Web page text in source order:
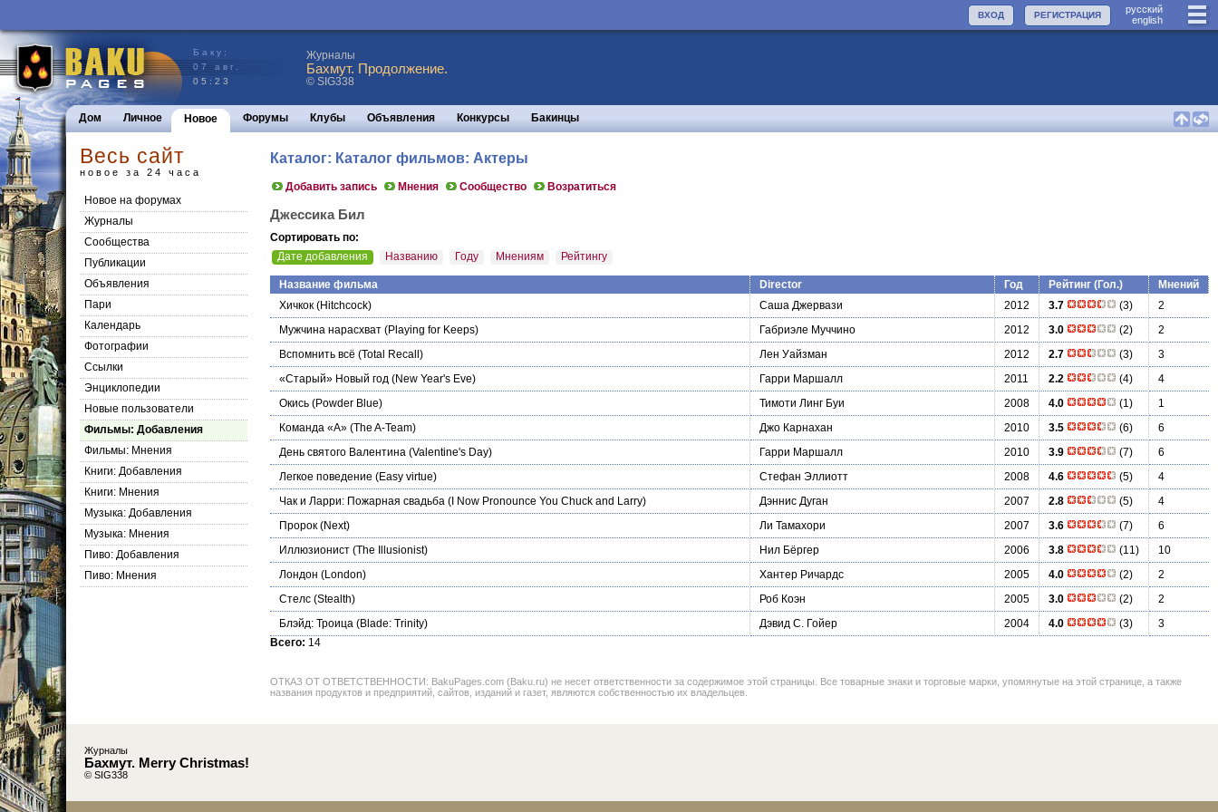
руccкий
english
РЕГИСТРАЦИЯ
ВХОД
Баку:
07 авг.
05:23
Журналы
Бахмут. Продолжение.
© SIG338
Дом Личное Новое Форумы Клубы Объявления Конкурсы Бакинцы
Весь сайт
новое за 24 часа
Новое на форумах
Журналы
Сообщества
Публикации
Объявления
Пари
Календарь
Фотографии
Ссылки
Энциклопедии
Новые пользователи
Фильмы: Добавления
Фильмы: Мнения
Книги: Добавления
Книги: Мнения
Музыка: Добавления
Музыка: Мнения
Пиво: Добавления
Пиво: Мнения
Каталог: Каталог фильмов: Актеры
Добавить запись Мнения Сообщество Возратиться
Джессика Бил
Сортировать по:
Дате добавления
Названию Году Мнениям Рейтингу
Название фильма Director Год Рейтинг (Гол.)
Мнений
Хичкок (Hitchcock) Саша Джервази 2012 3.7 (3)
2
Мужчина нарасхват (Playing for Keeps) Габриэле Муччино 2012 3.0 (2)
2
Вспомнить всё (Total Recall) Лен Уайзман 2012 2.7 (3)
3
«Старый» Новый год (New Year's Eve) Гарри Маршалл 2011 2.2 (4)
4
Окись (Powder Blue) Тимоти Линг Буи 2008 4.0 (1)
1
Команда «А» (The A-Team) Джо Карнахан 2010 3.5 (6)
6
День святого Валентина (Valentine's Day) Гарри Маршалл 2010 3.9 (7)
6
Легкое поведение (Easy virtue) Стефан Эллиотт 2008 4.6 (5)
4
Чак и Ларри: Пожарная свадьба (I Now Pronounce You Chuck and Larry) Дэннис Дуган 2007 2.8 (5)
4
Пророк (Next) Ли Тамахори 2007 3.6 (7)
6
Иллюзионист (The Illusionist) Нил Бёргер 2006 3.8 (11)
10
Лондон (Lоndon) Хантер Ричардс 2005 4.0 (2)
2
Стелс (Stealth) Роб Коэн 2005 3.0 (2)
2
Блэйд: Троица (Blade: Trinity) Дэвид С. Гойер 2004 4.0 (3)
3
Всего: 14
ОТКАЗ ОТ ОТВЕТСТВЕННОСТИ: BakuPages.com (Baku.ru) не несет ответственности за содержимое этой страницы. Все товарные знаки и торговые марки, упомянутые на этой странице, а также
названия продуктов и предприятий, сайтов, изданий и газет, являются собственностью их владельцев.
Журналы
Бахмут. Merry Christmas!
© SIG338